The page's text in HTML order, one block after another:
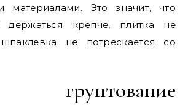
материалами. Это значит, что
держаться крепче, плитка не
не потрескается со
грунтование